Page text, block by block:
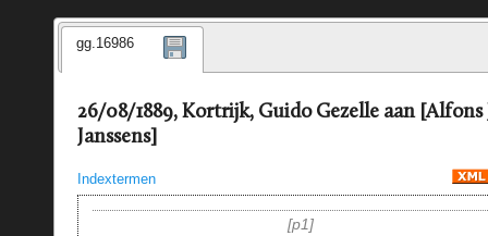
gg.16986
26/08/1889, Kortrijk, Guido Gezelle aan [Alfons
Janssens]
Indextermen
p1